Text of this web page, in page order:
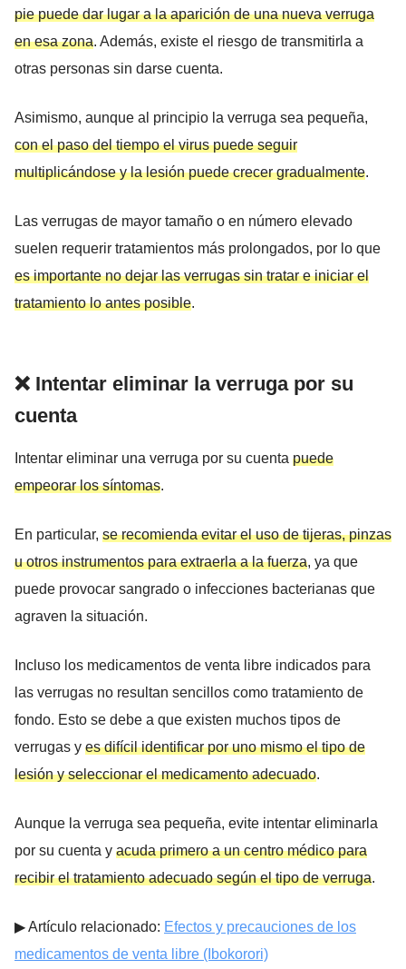
pie puede dar lugar a la aparición de una nueva verruga
en esa zona. Además, existe el riesgo de transmitirla a
otras personas sin darse cuenta.
Asimismo, aunque al principio la verruga sea pequeña,
con el paso del tiempo el virus puede seguir
multiplicándose y la lesión puede crecer gradualmente.
Las verrugas de mayor tamaño o en número elevado
suelen requerir tratamientos más prolongados, por lo que
es importante no dejar las verrugas sin tratar e iniciar el
tratamiento lo antes posible.
❌ Intentar eliminar la verruga por su
cuenta
Intentar eliminar una verruga por su cuenta puede
empeorar los síntomas.
En particular, se recomienda evitar el uso de tijeras, pinzas
u otros instrumentos para extraerla a la fuerza, ya que
puede provocar sangrado o infecciones bacterianas que
agraven la situación.
Incluso los medicamentos de venta libre indicados para
las verrugas no resultan sencillos como tratamiento de
fondo. Esto se debe a que existen muchos tipos de
verrugas y es difícil identificar por uno mismo el tipo de
lesión y seleccionar el medicamento adecuado.
Aunque la verruga sea pequeña, evite intentar eliminarla
por su cuenta y acuda primero a un centro médico para
recibir el tratamiento adecuado según el tipo de verruga.
▶︎ Artículo relacionado: Efectos y precauciones de los
medicamentos de venta libre (Ibokorori)